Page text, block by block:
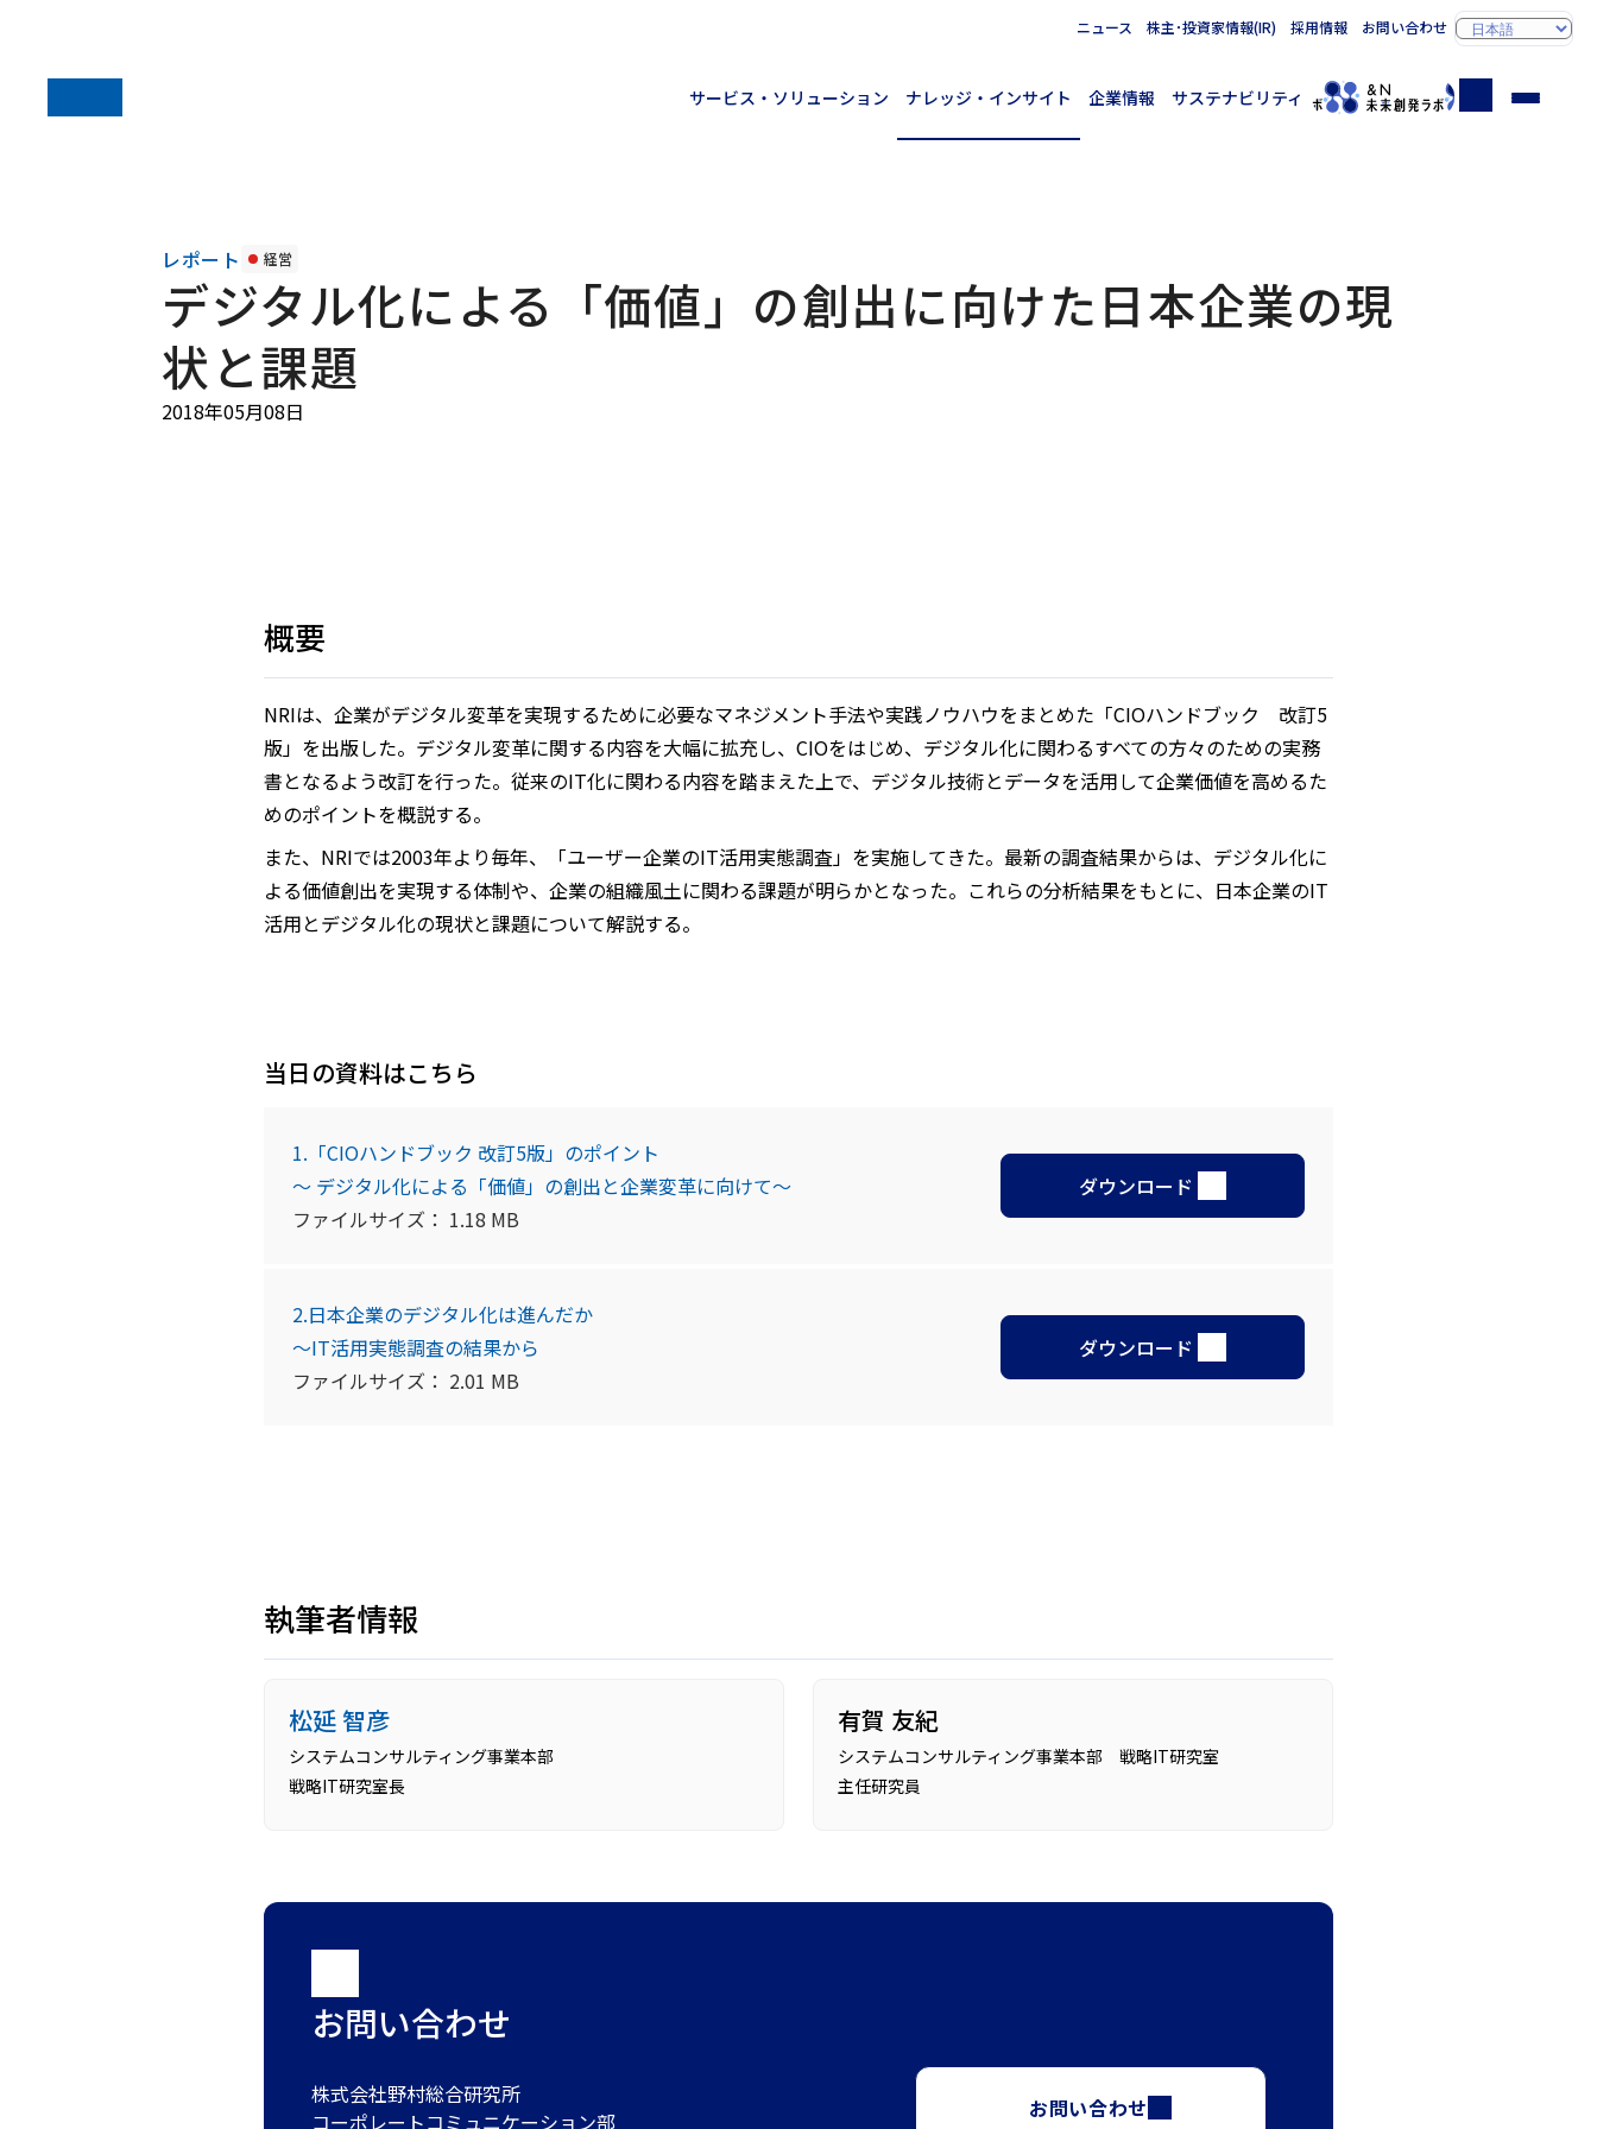
サービス・ソリューション ナレッジ・インサイト 企業情報 サステナビリティ
ニュース 株主･投資家情報(IR) 採用情報 お問い合わせ
レポート 経営
デジタル化による「価値」の創出に向けた日本企業の現
状と課題
2018年05月08日
概要
NRIは、企業がデジタル変革を実現するために必要なマネジメント手法や実践ノウハウをまとめた「CIOハンドブック 改訂5
版」を出版した。デジタル変革に関する内容を大幅に拡充し、CIOをはじめ、デジタル化に関わるすべての方々のための実務
書となるよう改訂を行った。従来のIT化に関わる内容を踏まえた上で、デジタル技術とデータを活用して企業価値を高めるた
めのポイントを概説する。
また、NRIでは2003年より毎年、「ユーザー企業のIT活用実態調査」を実施してきた。最新の調査結果からは、デジタル化に
よる価値創出を実現する体制や、企業の組織風土に関わる課題が明らかとなった。これらの分析結果をもとに、日本企業のIT
活用とデジタル化の現状と課題について解説する。
当日の資料はこちら
ダウンロード
1.「CIOハンドブック 改訂5版」のポイント
～ デジタル化による「価値」の創出と企業変革に向けて～
ファイルサイズ： 1.18 MB
ダウンロード
2.日本企業のデジタル化は進んだか
～IT活用実態調査の結果から
ファイルサイズ： 2.01 MB
執筆者情報
松延 智彦
システムコンサルティング事業本部
戦略IT研究室長
有賀 友紀
システムコンサルティング事業本部 戦略IT研究室
主任研究員
お問い合わせ
株式会社野村総合研究所
コーポレートコミュニケーション部
お問い合わせ